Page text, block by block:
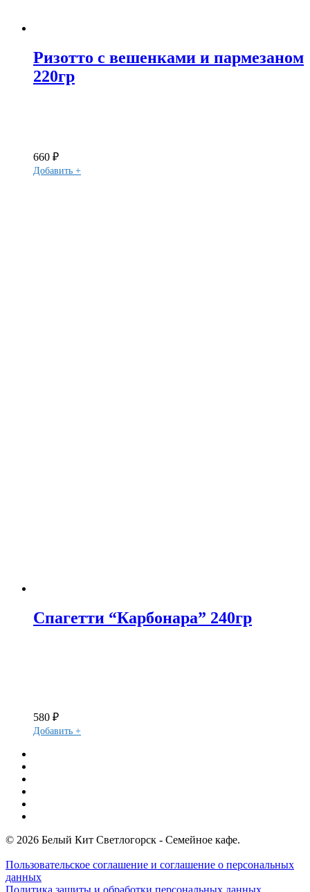
Ризотто с вешенками и пармезаном
220гр
660 ₽
Добавить +
Спагетти “Карбонара” 240гр
580 ₽
Добавить +
© 2026 Белый Кит Светлогорск - Семейное кафе.
Пользовательское соглашение и соглашение о персональных
данных
Политика защиты и обработки персональных данных